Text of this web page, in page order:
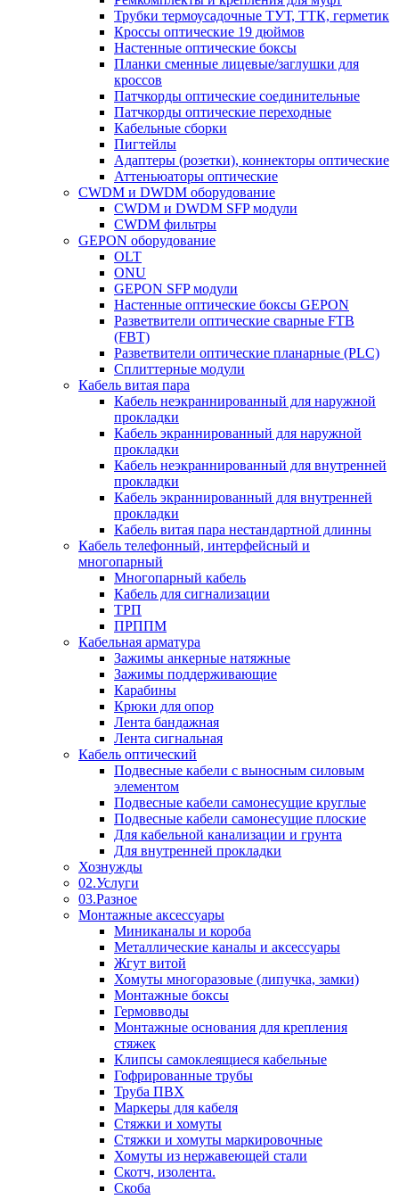
Трубки термоусадочные ТУТ, ТТК, герметик
Кроссы оптические 19 дюймов
Настенные оптические боксы
Планки сменные лицевые/заглушки для
кроссов
Патчкорды оптические соединительные
Патчкорды оптические переходные
Кабельные сборки
Пигтейлы
Адаптеры (розетки), коннекторы оптические
Аттеньюаторы оптические
CWDM и DWDM оборудование
CWDM и DWDM SFP модули
CWDM фильтры
GEPON оборудование
OLT
ONU
GEPON SFP модули
Настенные оптические боксы GEPON
Разветвители оптические сварные FTB
(FBT)
Разветвители оптические планарные (PLC)
Сплиттерные модули
Кабель витая пара
Кабель неэкраннированный для наружной
прокладки
Кабель экраннированный для наружной
прокладки
Кабель неэкраннированный для внутренней
прокладки
Кабель экраннированный для внутренней
прокладки
Кабель витая пара нестандартной длинны
Кабель телефонный, интерфейсный и
многопарный
Многопарный кабель
Кабель для сигнализации
ТРП
ПРППМ
Кабельная арматура
Зажимы анкерные натяжные
Зажимы поддерживающие
Карабины
Крюки для опор
Лента бандажная
Лента сигнальная
Кабель оптический
Подвесные кабели с выносным силовым
элементом
Подвесные кабели самонесущие круглые
Подвесные кабели самонесущие плоские
Для кабельной канализации и грунта
Для внутренней прокладки
Хознужды
02.Услуги
03.Разное
Монтажные аксессуары
Миниканалы и короба
Металлические каналы и аксессуары
Жгут витой
Хомуты многоразовые (липучка, замки)
Монтажные боксы
Гермовводы
Монтажные основания для крепления
стяжек
Клипсы самоклеящиеся кабельные
Гофрированные трубы
Труба ПВХ
Маркеры для кабеля
Стяжки и хомуты
Стяжки и хомуты маркировочные
Хомуты из нержавеющей стали
Скотч, изолента.
Скоба